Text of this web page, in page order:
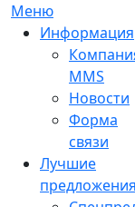
Меню
Информация
MMS
Новости
Форма
связи
Лучшие
предложения